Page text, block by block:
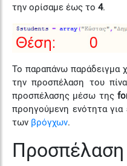
την ορίσαμε έως το 4.
Το παραπάνω παράδειγμα
την προσπέλαση του
προσπέλασης μέσω της
προηγούμενη ενότητα για
των βρόγχων.
Προσπέλαση